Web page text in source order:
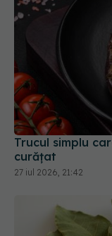
Trucul simplu
curățat
27 iul 2026, 21:42